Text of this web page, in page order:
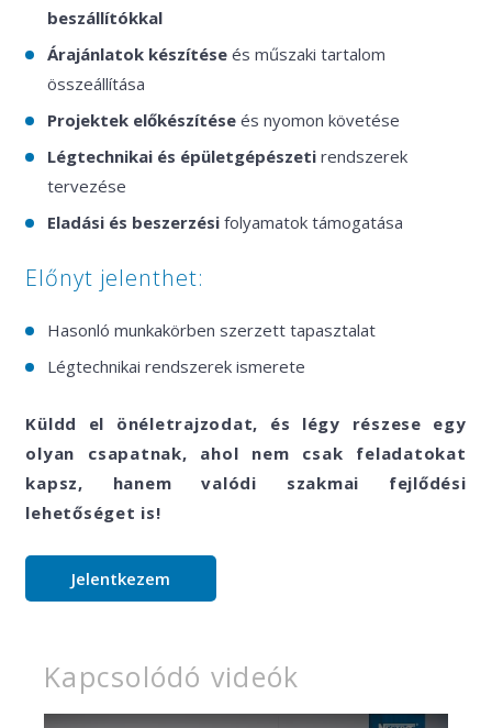
beszállítókkal
Árajánlatok készítése és műszaki tartalom
összeállítása
Projektek előkészítése és nyomon követése
Légtechnikai és épületgépészeti rendszerek
tervezése
Eladási és beszerzési folyamatok támogatása
Előnyt jelenthet:
Hasonló munkakörben szerzett tapasztalat
Légtechnikai rendszerek ismerete
Küldd el önéletrajzodat, és légy részese egy
olyan csapatnak, ahol nem csak feladatokat
kapsz, hanem valódi szakmai fejlődési
lehetőséget is!
Jelentkezem
Kapcsolódó videók